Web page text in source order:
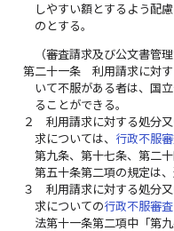
しやすい額とするよう配
のとする。
（審査請求及び公文書管
第二十一条
利用請求に対
いて不服がある者は、国
ることができる。
２
利用請求に対する処分
求については、 行政不服
第九条、第十七条、第二
第五十条第二項の規定は、
３
利用請求に対する処分
求についての行政不服審
法第十一条第二項中「第